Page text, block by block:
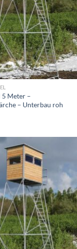
5 Meter –
– Unterbau roh